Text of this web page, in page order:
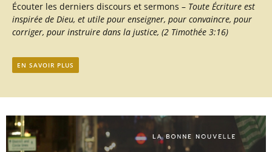
Écouter les derniers discours et sermons – Toute Écriture est
inspirée de Dieu, et utile pour enseigner, pour convaincre, pour
corriger, pour instruire dans la justice, (2 Timothée 3:16)
EN SAVOIR PLUS